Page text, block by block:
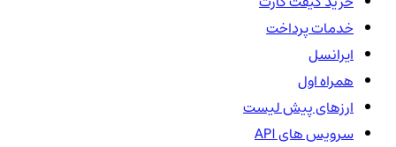
خدمات پرداخت
ایرانسل
همراه اول
ارزهای پیش لیست
سرویس های API